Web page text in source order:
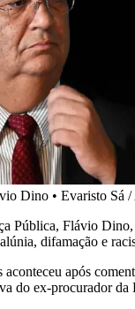
Dino • Evaristo Sá
Pública, Flávio
difamação e
após
do ex-procurador